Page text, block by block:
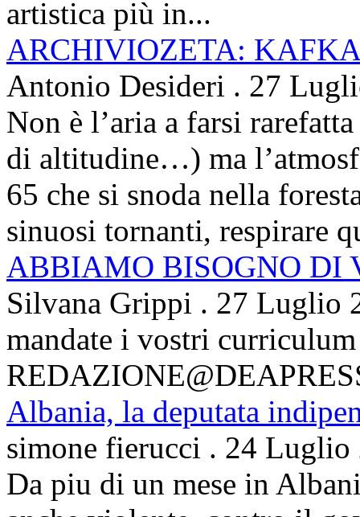
artistica più in...
ARCHIVIOZETA:
Antonio Desideri . 27
Non è l’aria a farsi
di altitudine…) ma
65 che si snoda nella
sinuosi tornanti, respirare
ABBIAMO BISOGNO DI
Silvana Grippi . 27 Luglio
mandate i vostri
Albania, la deputata
simone fierucci . 24 Luglio
Da piu di un mese in